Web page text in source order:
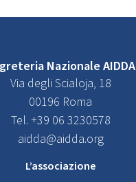
Nazionale AIDDA
Via degli Scialoja, 18
00196 Roma
Tel. +39 06 3230578
aidda@aidda.org
L’associazione